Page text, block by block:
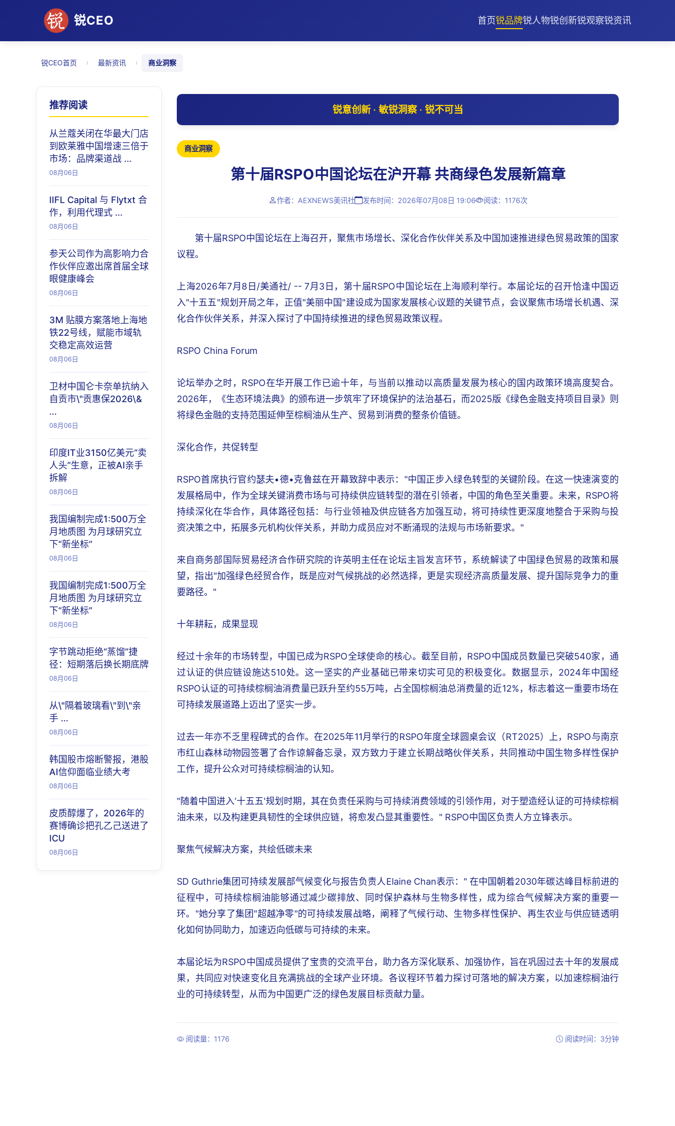
锐CEO 首页锐品牌锐人物锐创新锐观察锐资讯
锐CEO首页 › 最新资讯 › 商业洞察
推荐阅读
从兰蔻关闭在华最大门店
到欧莱雅中国增速三倍于
市场：品牌渠道战 ...
08月06日
IIFL Capital 与 Flytxt 合
作，利用代理式 ...
08月06日
参天公司作为高影响力合
作伙伴应邀出席首届全球
眼健康峰会
08月06日
3M 贴膜方案落地上海地
铁22号线，赋能市域轨
交稳定高效运营
08月06日
卫材中国仑卡奈单抗纳入
自贡市\"贡惠保2026\&
...
08月06日
印度IT业3150亿美元“卖
人头”生意，正被AI亲手
拆解
08月06日
我国编制完成1:500万全
月地质图 为月球研究立
下“新坐标”
08月06日
我国编制完成1:500万全
月地质图 为月球研究立
下“新坐标”
08月06日
字节跳动拒绝“蒸馏”捷
径：短期落后换长期底牌
08月06日
从\"隔着玻璃看\"到\"亲
手 ...
08月06日
韩国股市熔断警报，港股
AI信仰面临业绩大考
08月06日
皮质醇爆了，2026年的
赛博确诊把孔乙己送进了
ICU
08月06日
锐意创新 · 敏锐洞察 · 锐不可当
商业洞察
第十届RSPO中国论坛在沪开幕 共商绿色发展新篇章
作者：AEXNEWS美讯社 发布时间：2026年07月08日 19:06 阅读：1176次
第十届RSPO中国论坛在上海召开，聚焦市场增长、深化合作伙伴关系及中国加速推进绿色贸易政策的国家
议程。
上海2026年7月8日/美通社/ -- 7月3日，第十届RSPO中国论坛在上海顺利举行。本届论坛的召开恰逢中国迈
入"十五五"规划开局之年，正值"美丽中国"建设成为国家发展核心议题的关键节点，会议聚焦市场增长机遇、深
化合作伙伴关系，并深入探讨了中国持续推进的绿色贸易政策议程。
RSPO China Forum
论坛举办之时，RSPO在华开展工作已逾十年，与当前以推动以高质量发展为核心的国内政策环境高度契合。
2026年，《生态环境法典》的颁布进一步筑牢了环境保护的法治基石，而2025版《绿色金融支持项目目录》则
将绿色金融的支持范围延伸至棕榈油从生产、贸易到消费的整条价值链。
深化合作，共促转型
RSPO首席执行官约瑟夫•德•克鲁兹在开幕致辞中表示："中国正步入绿色转型的关键阶段。在这一快速演变的
发展格局中，作为全球关键消费市场与可持续供应链转型的潜在引领者，中国的角色至关重要。未来，RSPO将
持续深化在华合作，具体路径包括：与行业领袖及供应链各方加强互动，将可持续性更深度地整合于采购与投
资决策之中，拓展多元机构伙伴关系，并助力成员应对不断涌现的法规与市场新要求。"
来自商务部国际贸易经济合作研究院的许英明主任在论坛主旨发言环节，系统解读了中国绿色贸易的政策和展
望，指出"加强绿色经贸合作，既是应对气候挑战的必然选择，更是实现经济高质量发展、提升国际竞争力的重
要路径。"
十年耕耘，成果显现
经过十余年的市场转型，中国已成为RSPO全球使命的核心。截至目前，RSPO中国成员数量已突破540家，通
过认证的供应链设施达510处。这一坚实的产业基础已带来切实可见的积极变化。数据显示，2024年中国经
RSPO认证的可持续棕榈油消费量已跃升至约55万吨，占全国棕榈油总消费量的近12%，标志着这一重要市场在
可持续发展道路上迈出了坚实一步。
过去一年亦不乏里程碑式的合作。在2025年11月举行的RSPO年度全球圆桌会议（RT2025）上，RSPO与南京
市红山森林动物园签署了合作谅解备忘录，双方致力于建立长期战略伙伴关系，共同推动中国生物多样性保护
工作，提升公众对可持续棕榈油的认知。
"随着中国进入‘十五五'规划时期，其在负责任采购与可持续消费领域的引领作用，对于塑造经认证的可持续棕榈
油未来，以及构建更具韧性的全球供应链，将愈发凸显其重要性。" RSPO中国区负责人方立锋表示。
聚焦气候解决方案，共绘低碳未来‌
SD Guthrie集团可持续发展部气候变化与报告负责人Elaine Chan表示：" 在中国朝着2030年碳达峰目标前进的
征程中，可持续棕榈油能够通过减少碳排放、同时保护森林与生物多样性，成为综合气候解决方案的重要一
环。"她分享了集团"超越净零"的可持续发展战略，阐释了气候行动、生物多样性保护、再生农业与供应链透明
化如何协同助力，加速迈向低碳与可持续的未来。
本届论坛为RSPO中国成员提供了宝贵的交流平台，助力各方深化联系、加强协作，旨在巩固过去十年的发展成
果，共同应对快速变化且充满挑战的全球产业环境。各议程环节着力探讨可落地的解决方案，以加速棕榈油行
业的可持续转型，从而为中国更广泛的绿色发展目标贡献力量。
阅读量：1176 阅读时间：3分钟